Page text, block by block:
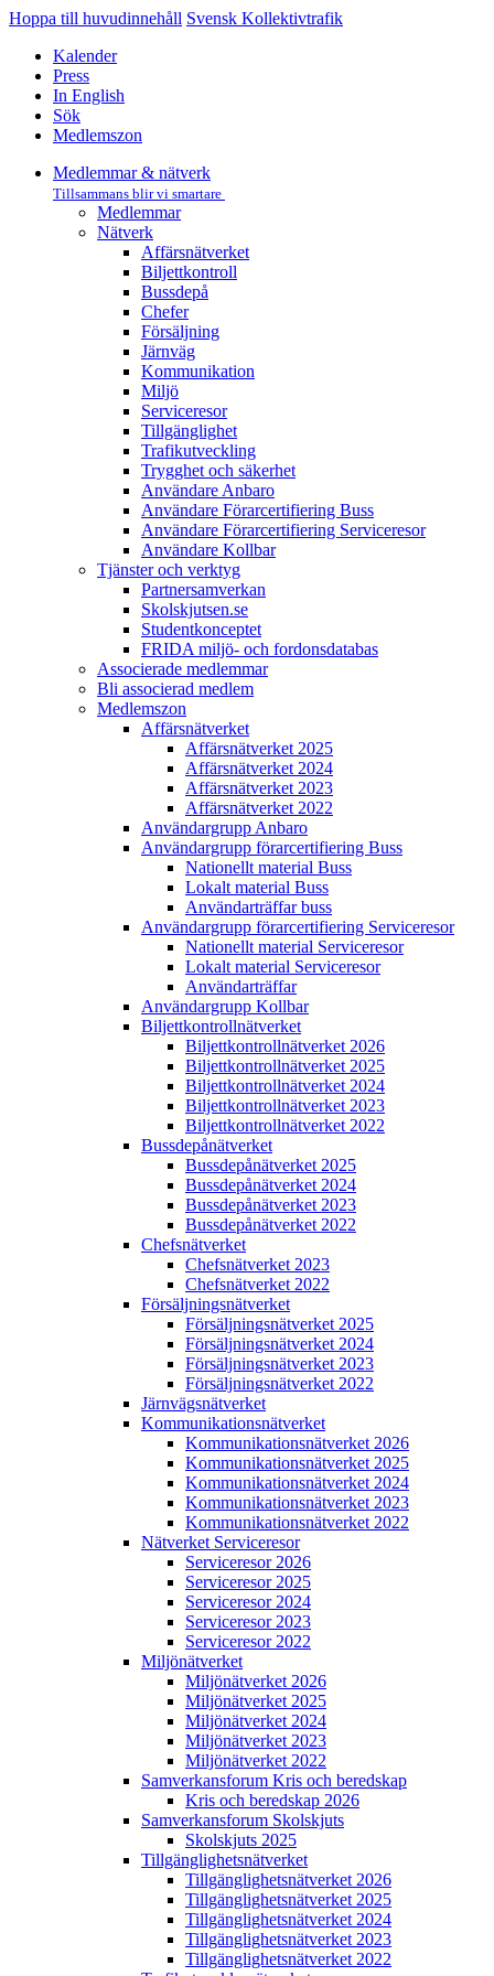
Hoppa till huvudinnehåll Svensk Kollektivtrafik
Kalender
Press
In English
Sök
Medlemszon
Medlemmar & nätverk
Tillsammans blir vi smartare
Medlemmar
Nätverk
Affärs­nätverket
Biljettkontroll­
Bussdepå­
Chefer
Försäljning
Järnväg
Kommunikation
Miljö­
Serviceresor
Tillgänglighet
Trafikutveckling
Trygghet och säkerhet
Användare Anbaro
Användare Förarcertifiering Buss
Användare Förarcertifiering Serviceresor
Användare Koll­bar
Tjänster och verktyg
Partner­samverkan
Skolskjutsen.se
Studentkonceptet
FRIDA miljö- och fordonsdatabas
Associerade medlemmar
Bli associerad medlem
Medlemszon
Affärs­nätverket
Affärs­nätverket 2025
Affärs­nätverket 2024
Affärs­nätverket 2023
Affärs­nätverket 2022
Användargrupp Anbaro
Användargrupp förarcertifiering Buss
Nationellt material Buss
Lokalt material Buss
Användarträffar buss
Användargrupp förarcertifiering Serviceresor
Nationellt material Serviceresor
Lokalt material Serviceresor
Användarträffar
Användargrupp Kollbar
Biljettkontroll­nätverket
Biljettkontroll­nätverket 2026
Biljettkontroll­nätverket 2025
Biljettkontroll­nätverket 2024
Biljettkontroll­nätverket 2023
Biljettkontroll­nätverket 2022
Bussdepå­nätverket
Bussdepå­nätverket 2025
Bussdepå­nätverket 2024
Bussdepå­nätverket 2023
Bussdepå­nätverket 2022
Chefs­nätverket
Chefs­nätverket 2023
Chefs­nätverket 2022
Försäljnings­nätverket
Försäljnings­nätverket 2025
Försäljnings­nätverket 2024
Försäljnings­nätverket 2023
Försäljnings­nätverket 2022
Järnvägs­nätverket
Kommunikations­nätverket
Kommunikations­nätverket 2026
Kommunikations­nätverket 2025
Kommunikations­nätverket 2024
Kommunikations­nätverket 2023
Kommunikations­nätverket 2022
Nätverket Serviceresor
Serviceresor 2026
Serviceresor 2025
Serviceresor 2024
Serviceresor 2023
Serviceresor 2022
Miljö­nätverket
Miljö­nätverket 2026
Miljö­nätverket 2025
Miljö­nätverket 2024
Miljö­nätverket 2023
Miljö­nätverket 2022
Samverkans­forum Kris och beredskap
Kris och beredskap 2026
Samverkans­forum Skolskjuts
Skolskjuts 2025
Tillgänglighets­nätverket
Tillgänglighets­nätverket 2026
Tillgänglighets­nätverket 2025
Tillgänglighets­nätverket 2024
Tillgänglighets­nätverket 2023
Tillgänglighets­nätverket 2022